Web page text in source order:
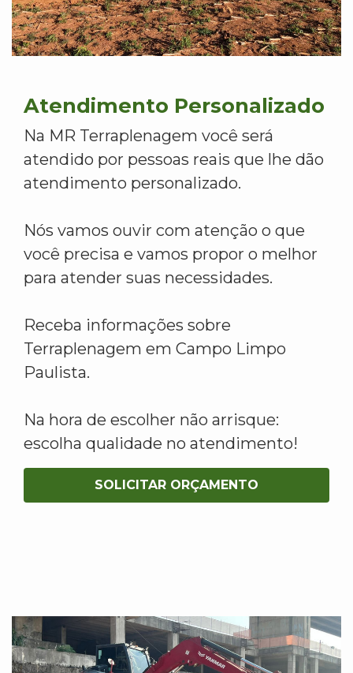
Atendimento Personalizado
Na MR Terraplenagem você será
atendido por pessoas reais que lhe dão
atendimento personalizado.
Nós vamos ouvir com atenção o que
você precisa e vamos propor o melhor
para atender suas necessidades.
Receba informações sobre
Terraplenagem em Campo Limpo
Paulista.
Na hora de escolher não arrisque:
escolha qualidade no atendimento!
SOLICITAR ORÇAMENTO